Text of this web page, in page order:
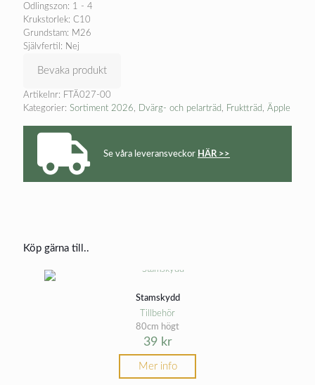
Odlingszon: 1 - 4
Krukstorlek: C10
Grundstam: M26
Självfertil: Nej
Bevaka produkt
Artikelnr: FTÄ027-00
Kategorier: Sortiment 2026, Dvärg- och pelarträd, Fruktträd, Äpple
Se våra leveransveckor HÄR >>
Köp gärna till..
Stamskydd
Tillbehör
80cm högt
39 kr
Mer info